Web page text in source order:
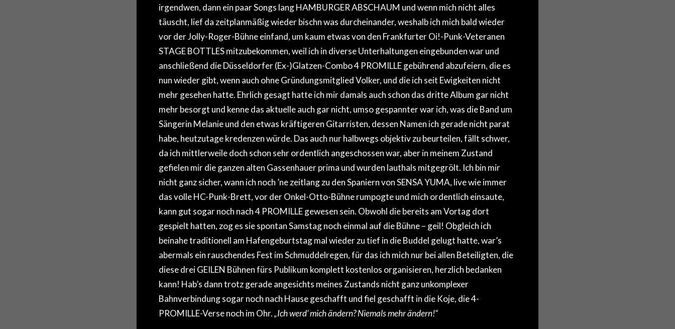
irgendwen, dann ein paar Songs lang HAMBURGER ABSCHAUM und wenn mich nicht alles
täuscht, lief da zeitplanmäßig wieder bischn was durcheinander, weshalb ich mich bald wieder
vor der Jolly-Roger-Bühne einfand, um kaum etwas von den Frankfurter Oi!-Punk-Veteranen
STAGE BOTTLES mitzubekommen, weil ich in diverse Unterhaltungen eingebunden war und
anschließend die Düsseldorfer (Ex-)Glatzen-Combo 4 PROMILLE gebührend abzufeiern, die es
nun wieder gibt, wenn auch ohne Gründungsmitglied Volker, und die ich seit Ewigkeiten nicht
mehr gesehen hatte. Ehrlich gesagt hatte ich mir damals auch schon das dritte Album gar nicht
mehr besorgt und kenne das aktuelle auch gar nicht, umso gespannter war ich, was die Band um
Sängerin Melanie und den etwas kräftigeren Gitarristen, dessen Namen ich gerade nicht parat
habe, heutzutage kredenzen würde. Das auch nur halbwegs objektiv zu beurteilen, fällt schwer,
da ich mittlerweile doch schon sehr ordentlich angeschossen war, aber in meinem Zustand
gefielen mir die ganzen alten Gassenhauer prima und wurden lauthals mitgegrölt. Ich bin mir
nicht ganz sicher, wann ich noch ’ne zeitlang zu den Spaniern von SENSA YUMA, live wie immer
das volle HC-Punk-Brett, vor der Onkel-Otto-Bühne rumpogte und mich ordentlich einsaute,
kann gut sogar noch nach 4 PROMILLE gewesen sein. Obwohl die bereits am Vortag dort
gespielt hatten, zog es sie spontan Samstag noch einmal auf die Bühne – geil! Obgleich ich
beinahe traditionell am Hafengeburtstag mal wieder zu tief in die Buddel gelugt hatte, war’s
abermals ein rauschendes Fest im Schmuddelregen, für das ich mich nur bei allen Beteiligten, die
diese drei GEILEN Bühnen fürs Publikum komplett kostenlos organisieren, herzlich bedanken
kann! Hab’s dann trotz gerade angesichts meines Zustands nicht ganz unkomplexer
Bahnverbindung sogar noch nach Hause geschafft und fiel geschafft in die Koje, die 4-
PROMILLE-Verse noch im Ohr.
„Ich werd‘ mich ändern? Niemals mehr ändern!“